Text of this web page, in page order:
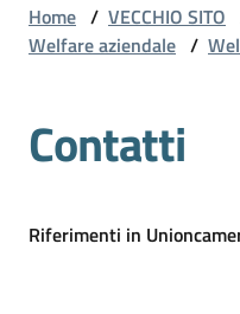
Comunicazione
e
Statistica
Home / VECCHIO SITO
Welfare aziendale /
Contatti
Riferimenti in